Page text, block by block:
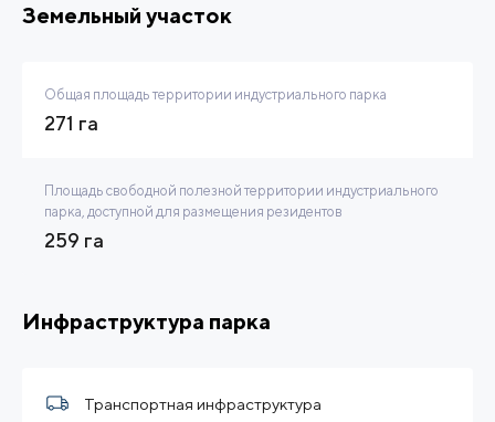
Земельный участок
Общая площадь территории индустриального парка
271 га
Площадь свободной полезной территории индустриального
парка, доступной для размещения резидентов
259 га
Инфраструктура парка
Транспортная инфраструктура